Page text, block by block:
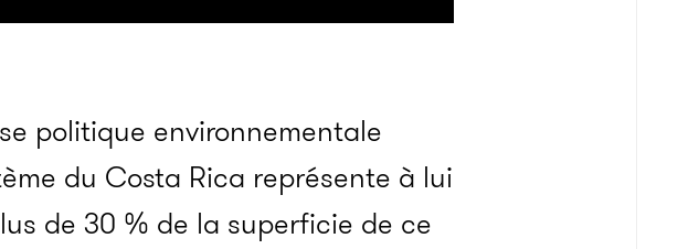
politique environnementale
du Costa Rica représente à lui
de 30 % de la superficie de ce